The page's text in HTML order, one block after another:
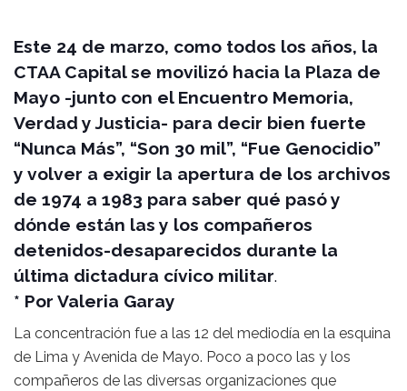
Este 24 de marzo, como todos los años, la
CTAA Capital se movilizó hacia la Plaza de
Mayo -junto con el Encuentro Memoria,
Verdad y Justicia- para decir bien fuerte
“Nunca Más”, “Son 30 mil”, “Fue Genocidio”
y volver a exigir la apertura de los archivos
de 1974 a 1983 para saber qué pasó y
dónde están las y los compañeros
detenidos-desaparecidos durante la
última dictadura cívico militar.
* Por Valeria Garay
La concentración fue a las 12 del mediodía en la esquina
de Lima y Avenida de Mayo. Poco a poco las y los
compañeros de las diversas organizaciones que